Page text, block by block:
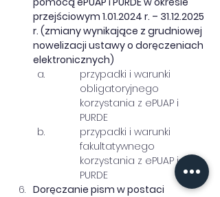
przejściowym 1.01.2024 r. – 31.12.2025
r. (zmiany wynikające z grudniowej
nowelizacji ustawy o doręczeniach
elektronicznych)
przypadki i warunki
obligatoryjnego
korzystania z ePUAP i
PURDE
przypadki i warunki
fakultatywnego
korzystania z ePUAP i
PURDE
Doręczanie pism w postaci